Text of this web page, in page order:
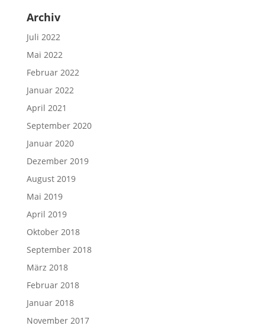
Archiv
Juli 2022
Mai 2022
Februar 2022
Januar 2022
April 2021
September 2020
Januar 2020
Dezember 2019
August 2019
Mai 2019
April 2019
Oktober 2018
September 2018
März 2018
Februar 2018
Januar 2018
November 2017